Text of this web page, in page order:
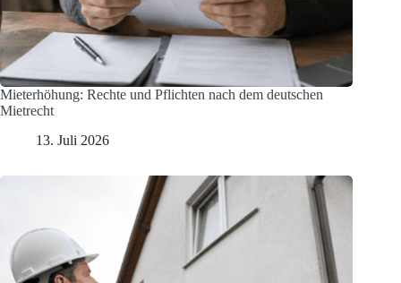
Mieterhöhung: Rechte und Pflichten nach dem deutschen
Mietrecht
13. Juli 2026